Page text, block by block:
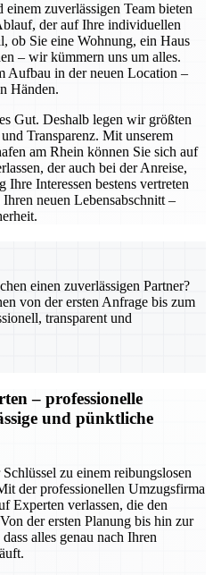
zuverlässigen Team bieten
der auf Ihre individuellen
ob Sie eine Wohnung, ein Haus
– wir kümmern uns um alles.
Aufbau in der neuen Location –
Händen.
Gut. Deshalb legen wir größten
Transparenz. Mit unserem
am Rhein können Sie sich auf
der auch bei der Anreise,
Interessen bestens vertreten
neuen Lebensabschnitt –
einen zuverlässigen Partner?
von der ersten Anfrage bis zum
transparent und
– professionelle
und pünktliche
zu einem reibungslosen
der professionellen Umzugsfirma
Experten verlassen, die den
der ersten Planung bis hin zur
alles genau nach Ihren